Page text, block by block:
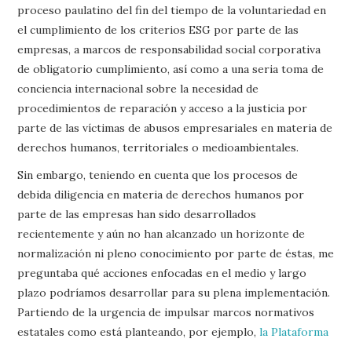
proceso paulatino del fin del tiempo de la voluntariedad en
el cumplimiento de los criterios ESG por parte de las
empresas, a marcos de responsabilidad social corporativa
de obligatorio cumplimiento, así como a una seria toma de
conciencia internacional sobre la necesidad de
procedimientos de reparación y acceso a la justicia por
parte de las víctimas de abusos empresariales en materia de
derechos humanos, territoriales o medioambientales.
Sin embargo, teniendo en cuenta que los procesos de
debida diligencia en materia de derechos humanos por
parte de las empresas han sido desarrollados
recientemente y aún no han alcanzado un horizonte de
normalización ni pleno conocimiento por parte de éstas, me
preguntaba qué acciones enfocadas en el medio y largo
plazo podríamos desarrollar para su plena implementación.
Partiendo de la urgencia de impulsar marcos normativos
estatales como está planteando, por ejemplo,la Plataforma